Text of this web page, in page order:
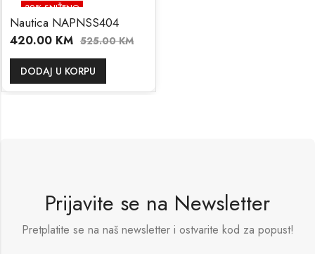
20% SNIŽENO
Nautica NAPNSS404
420.00 KM 525.00KM
DODAJ U KORPU
Prijavite se na Newsletter
Pretplatite se na naš newsletter i ostvarite kod za popust!